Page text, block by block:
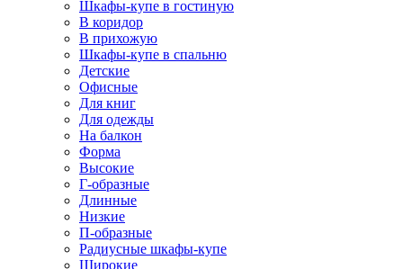
Шкафы-купе в гостиную
В коридор
В прихожую
Шкафы-купе в спальню
Детские
Офисные
Для книг
Для одежды
На балкон
Форма
Высокие
Г-образные
Длинные
Низкие
П-образные
Радиусные шкафы-купе
Широкие